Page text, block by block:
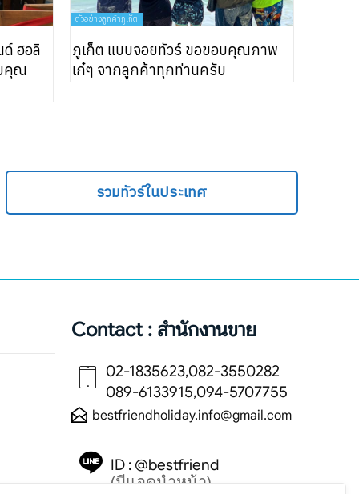
ด์ ฮอลิ
คุณ
ตัวอย่างลูกค้าภูเก็ต
ภูเก็ต แบบจอยทัวร์ ขอขอบคุณภาพ
เก๋ๆ จากลูกค้าทุกท่านครับ
รวมทัวร์ในประเทศ
Contact : สำนักงานขาย
02-1835623,082-3550282
089-6133915,094-5707755
bestfriendholiday.info@gmail.com
ID : @bestfriend
(มีแอดนำหน้า)